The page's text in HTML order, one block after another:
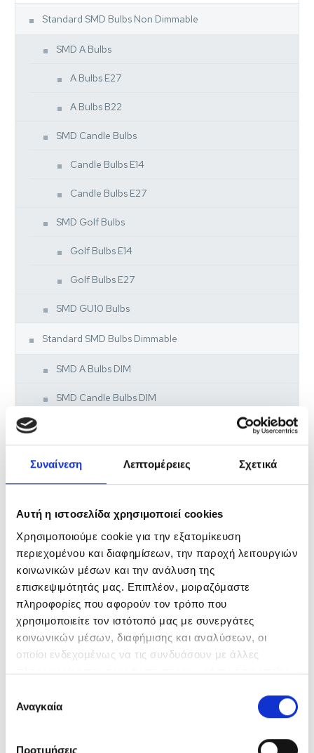
Συναίνεση Λεπτομέρειες Σχετικά
Αυτή η ιστοσελίδα χρησιμοποιεί cookies
Χρησιμοποιούμε cookie για την εξατομίκευση
περιεχομένου και διαφημίσεων, την παροχή λειτουργιών
κοινωνικών μέσων και την ανάλυση της
επισκεψιμότητάς μας. Επιπλέον, μοιραζόμαστε
πληροφορίες που αφορούν τον τρόπο που
χρησιμοποιείτε τον ιστότοπό μας με συνεργάτες
κοινωνικών μέσων, διαφήμισης και αναλύσεων, οι
οποίοι ενδεχομένως να τις συνδυάσουν με άλλες
πληροφορίες που τους έχετε παραχωρήσει ή τις οποίες
των υπηρεσιών τους.
συγκατάθεσης
Αναγκαία
Προτιμήσεις
Standard SMD Bulbs Non Dimmable
SMD A Bulbs
A Bulbs E27
A Bulbs B22
SMD Candle Bulbs
Candle Bulbs E14
Candle Bulbs E27
SMD Golf Bulbs
Golf Bulbs E14
Golf Bulbs E27
SMD GU10 Bulbs
Standard SMD Bulbs Dimmable
SMD A Bulbs DIM
SMD Candle Bulbs DIM
SMD Golf Bulbs DIM
Golf Bulbs E14 DIM
Golf Bulbs E27 DIM
SMD GU10 Bulbs DIM
GU10 Bulbs 5W DIM
GU10 Bulbs 7W DIM
ESSENTIAL PRIME SERIES